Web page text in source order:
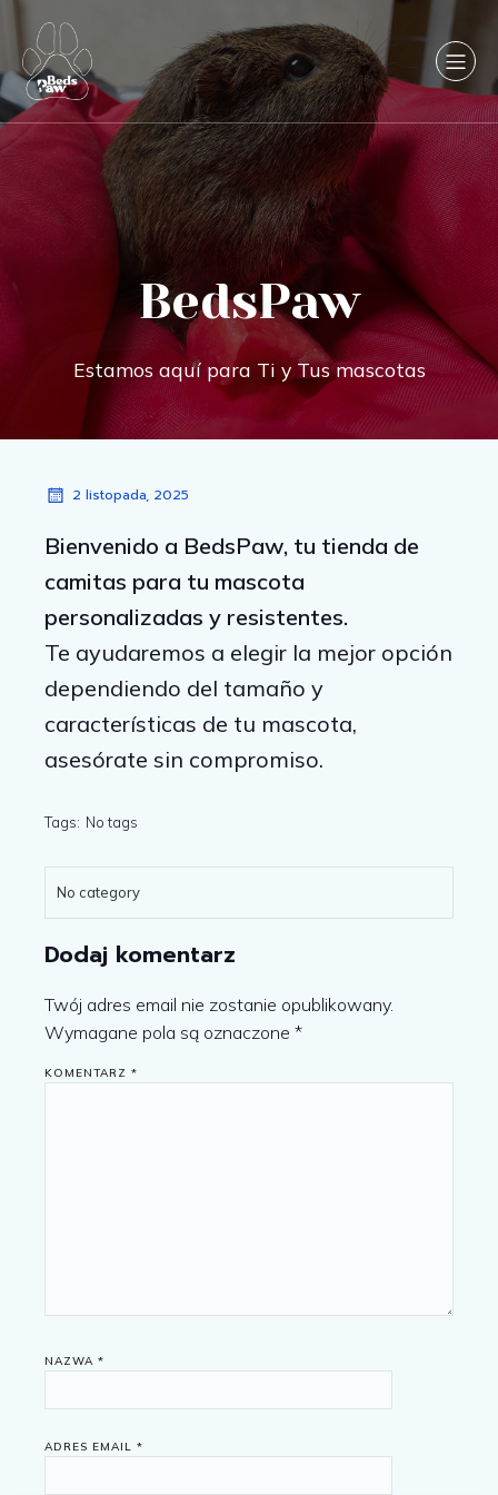
BedsPaw
Estamos aquí para Ti y Tus mascotas
2 listopada, 2025
Bienvenido a BedsPaw, tu tienda de
camitas para tu mascota
personalizadas y resistentes.
Te ayudaremos a elegir la mejor opción
dependiendo del tamaño y
características de tu mascota,
asesórate sin compromiso.
Tags: No tags
No category
Dodaj komentarz
Twój adres email nie zostanie opublikowany.
Wymagane pola są oznaczone *
KOMENTARZ *
NAZWA *
ADRES EMAIL *